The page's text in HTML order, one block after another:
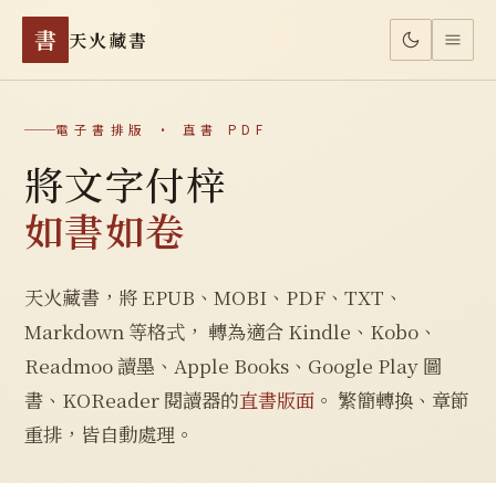
書 天火藏書
電子書排版 · 直書 PDF
將文字付梓
如書如卷
天火藏書，將 EPUB、MOBI、PDF、TXT、
Markdown 等格式， 轉為適合 Kindle、Kobo、
Readmoo 讀墨、Apple Books、Google Play 圖
書、KOReader 閱讀器的直書版面 。 繁簡轉換、章節
重排，皆自動處理。